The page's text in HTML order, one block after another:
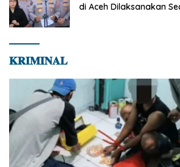
di Aceh Dilaksanakan
𝐊𝐑𝐈𝐌𝐈𝐍𝐀𝐋